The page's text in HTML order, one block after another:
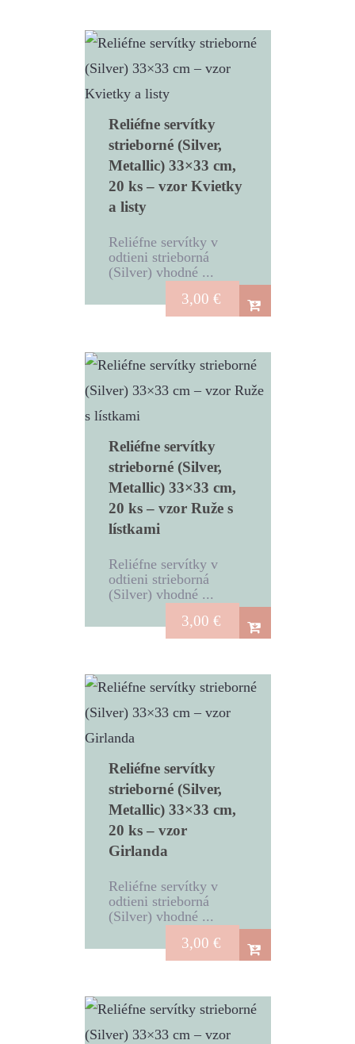
Reliéfne servítky
strieborné (Silver,
Metallic) 33×33 cm,
20 ks – vzor Kvietky
a listy
Reliéfne servítky v
odtieni strieborná
(Silver) vhodné ...
3,00 €
Reliéfne servítky
strieborné (Silver,
Metallic) 33×33 cm,
20 ks – vzor Ruže s
lístkami
Reliéfne servítky v
odtieni strieborná
(Silver) vhodné ...
3,00 €
Reliéfne servítky
strieborné (Silver,
Metallic) 33×33 cm,
20 ks – vzor
Girlanda
Reliéfne servítky v
odtieni strieborná
(Silver) vhodné ...
3,00 €